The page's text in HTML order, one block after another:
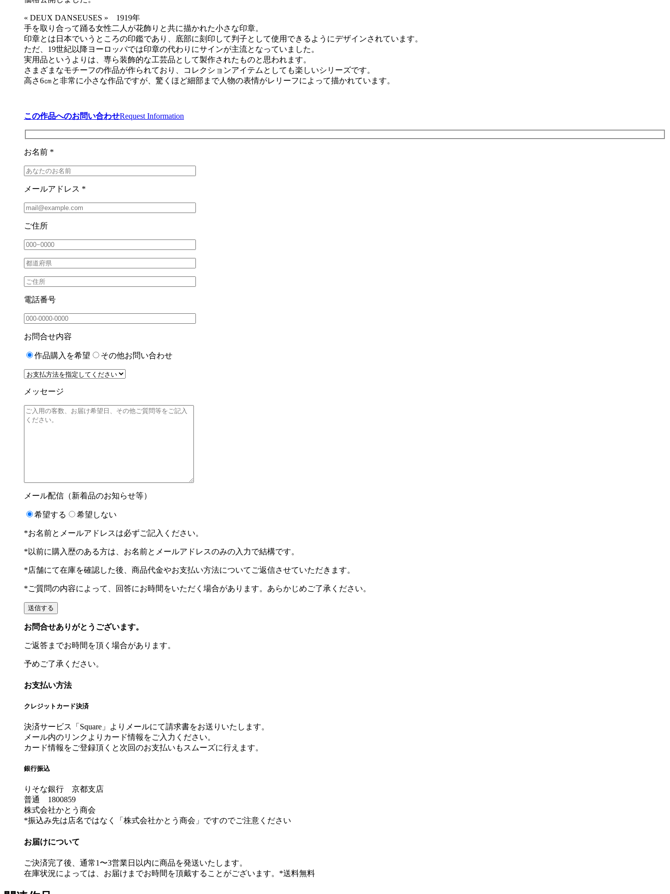
« DEUX DANSEUSES » 1919年
手を取り合って踊る女性二人が花飾りと共に描かれた小さな印章。
印章とは日本でいうところの印鑑であり、底部に刻印して判子として使用できるようにデザインされています。
ただ、19世紀以降ヨーロッパでは印章の代わりにサインが主流となっていました。
実用品というよりは、専ら装飾的な工芸品として製作されたものと思われます。
さまざまなモチーフの作品が作られており、コレクションアイテムとしても楽しいシリーズです。
高さ6㎝と非常に小さな作品ですが、驚くほど細部まで人物の表情がレリーフによって描かれています。
この作品へのお問い合わせRequest Information
お名前 *
メールアドレス *
ご住所
電話番号
お問合せ内容
作品購入を希望 その他お問い合わせ
メッセージ
メール配信（新着品のお知らせ等）
希望する 希望しない
*お名前とメールアドレスは必ずご記入ください。
*以前に購入歴のある方は、お名前とメールアドレスのみの入力で結構です。
*店舗にて在庫を確認した後、商品代金やお支払い方法についてご返信させていただきます。
*ご質問の内容によって、回答にお時間をいただく場合があります。あらかじめご了承ください。
お問合せありがとうございます。
ご返答までお時間を頂く場合があります。
予めご了承ください。
お支払い方法
クレジットカード決済
決済サービス「Square」よりメールにて請求書をお送りいたします。
メール内のリンクよりカード情報をご入力ください。
カード情報をご登録頂くと次回のお支払いもスムーズに行えます。
銀行振込
りそな銀行 京都支店
普通 1800859
株式会社かとう商会
*振込み先は店名ではなく「株式会社かとう商会」ですのでご注意ください
お届けについて
ご決済完了後、通常1〜3営業日以内に商品を発送いたします。
在庫状況によっては、お届けまでお時間を頂戴することがございます。*送料無料